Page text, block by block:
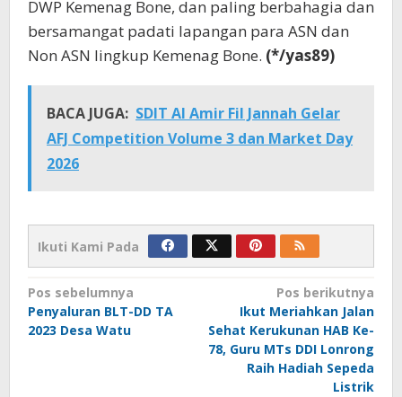
DWP Kemenag Bone, dan paling berbahagia dan
bersamangat padati lapangan para ASN dan
Non ASN lingkup Kemenag Bone. (*/yas89)
BACA JUGA: SDIT Al Amir Fil Jannah Gelar
AFJ Competition Volume 3 dan Market Day
2026
Ikuti Kami Pada
Navigasi
pos
Pos sebelumnya
Penyaluran BLT-DD TA
2023 Desa Watu
Pos berikutnya
Ikut Meriahkan Jalan
Sehat Kerukunan HAB Ke-
78, Guru MTs DDI Lonrong
Raih Hadiah Sepeda
Listrik